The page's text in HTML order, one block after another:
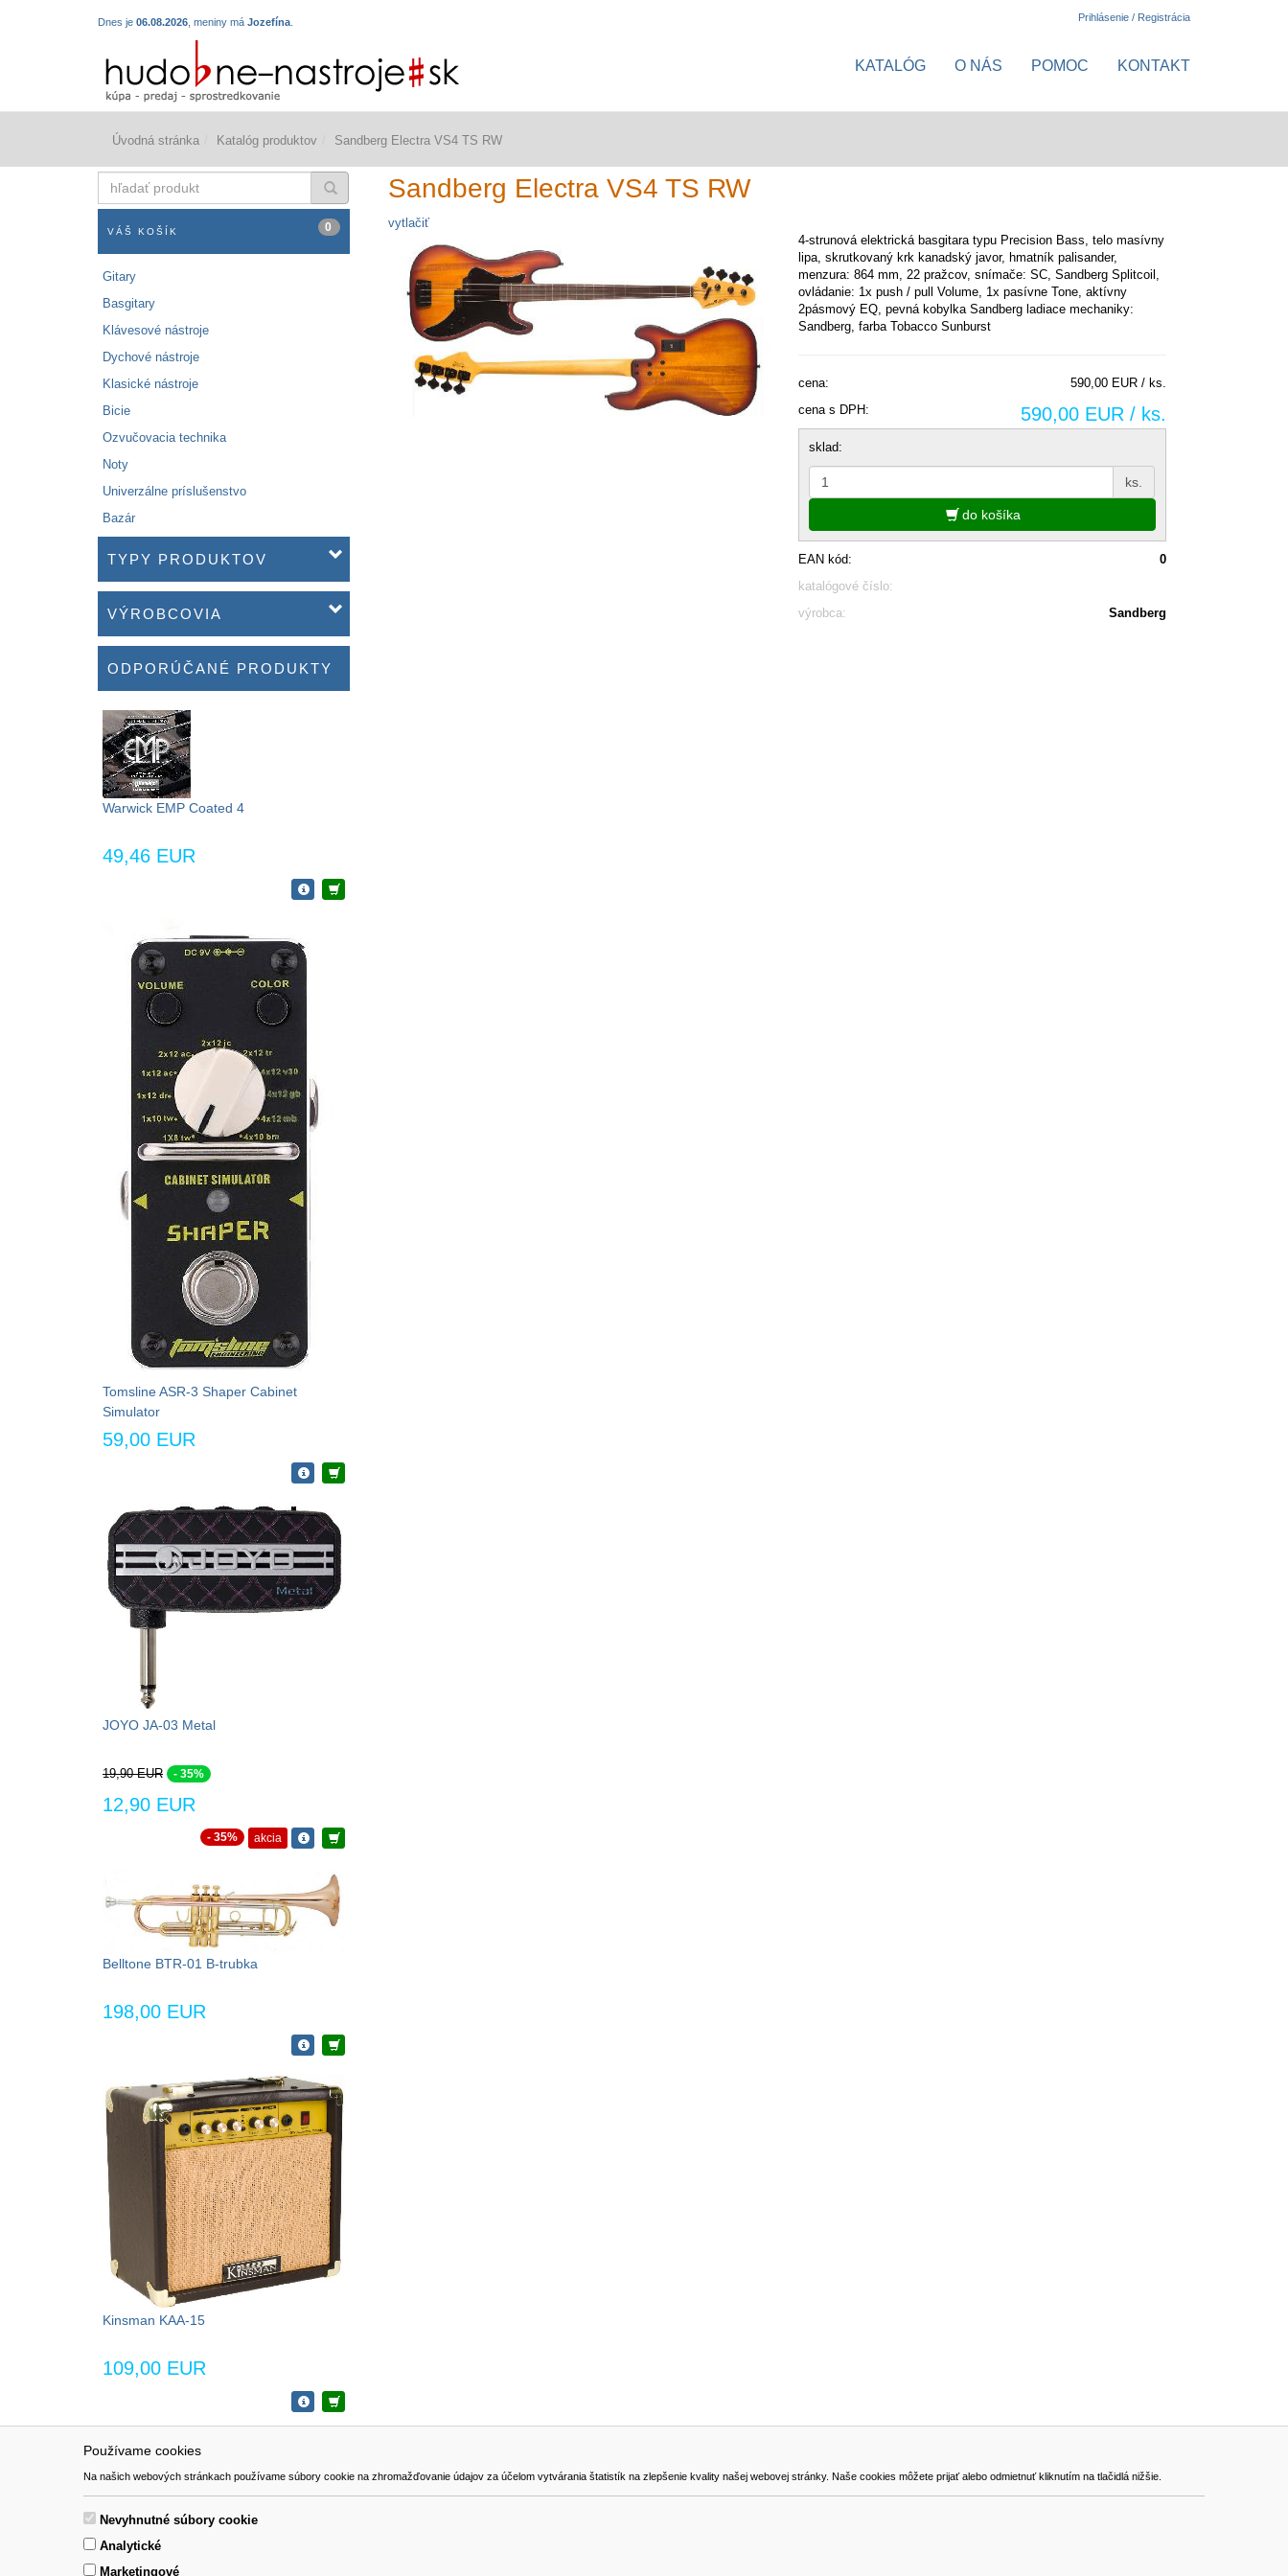
Používame cookies
Na našich webových stránkach používame súbory cookie na zhromažďovanie údajov za účelom vytvárania štatistík na zlepšenie kvality našej webovej stránky. Naše cookies môžete prijať alebo odmietnuť kliknutím na tlačidlá nižšie.
Nevyhnutné súbory cookie
Analytické
Marketingové
Dnes je 06.08.2026 , meniny má Jozefína Prihlásenie / Registrácia
KATALÓG O NÁS POMOC KONTAKT
Úvodná stránka Katalóg produktov Sandberg Electra VS4 TS RW
produkt
VÁŠ KOŠÍK 0
Gitary
Basgitary
Klávesové nástroje
Dychové nástroje
Klasické nástroje
Bicie
Ozvučovacia technika
Noty
Univerzálne príslušenstvo
Bazár
TYPY PRODUKTOV
VÝROBCOVIA
ODPORÚČANÉ PRODUKTY
Warwick EMP Coated 4
49,46 EUR
Tomsline ASR-3 Shaper Cabinet
Simulator
59,00 EUR
JOYO JA-03 Metal
19,90 EUR - 35%
12,90 EUR
- 35% akcia
Belltone BTR-01 B-trubka
198,00 EUR
Kinsman KAA-15
109,00 EUR
Sandberg Electra VS4 TS RW
vytlačiť
4-strunová elektrická basgitara typu Precision Bass, telo masívny
lipa, skrutkovaný krk kanadský javor, hmatník palisander,
menzura: 864 mm, 22 pražcov, snímače: SC, Sandberg Splitcoil,
ovládanie: 1x push / pull Volume, 1x pasívne Tone, aktívny
2pásmový EQ, pevná kobylka Sandberg ladiace mechaniky:
Sandberg, farba Tobacco Sunburst
cena:
590,00 EUR / ks.
cena s DPH:
590,00 EUR / ks.
sklad:
ks.
do košíka
EAN kód:
0
katalógové číslo:
výrobca:
Sandberg
Pomoc
Kontakt